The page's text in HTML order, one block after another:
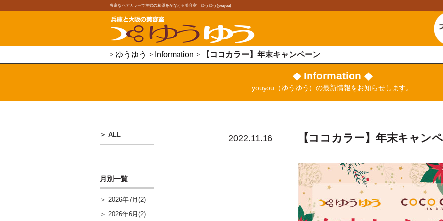
豊富なヘアカラーで主婦の希望をかなえる美容室 ゆうゆう(youyou)
ゆうゆう Information 【ココカラー】年末キャンペーン
◆ Information ◆
youyou（ゆうゆう）の最新情報をお知らせします。
2022.11.16 【ココカラー】年末キャン
ALL
月別一覧
2026年7月(2)
2026年6月(2)